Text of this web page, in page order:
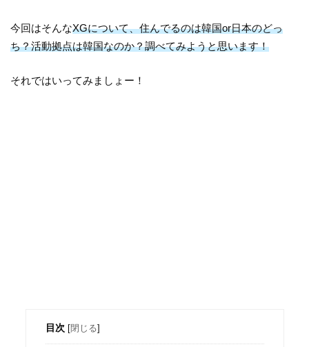
今回はそんなXGについて、住んでるのは韓国or日本のどっ
ち？活動拠点は韓国なのか？調べてみようと思います！
それではいってみましょー！
目次 [閉じる]